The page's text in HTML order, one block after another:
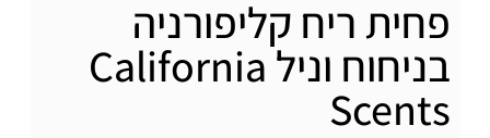
פחית ריח קליפורניה
בניחוח וניל California
Scents